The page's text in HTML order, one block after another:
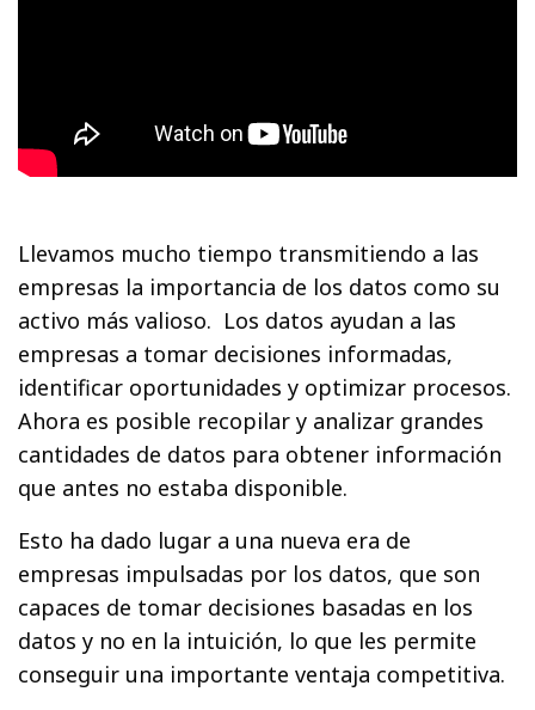
Llevamos mucho tiempo transmitiendo a las
empresas la importancia de los datos como su
activo más valioso. Los datos ayudan a las
empresas a tomar decisiones informadas,
identificar oportunidades y optimizar procesos.
Ahora es posible recopilar y analizar grandes
cantidades de datos para obtener información
que antes no estaba disponible.
Esto ha dado lugar a una nueva era de
empresas impulsadas por los datos, que son
capaces de tomar decisiones basadas en los
datos y no en la intuición, lo que les permite
conseguir una importante ventaja competitiva.